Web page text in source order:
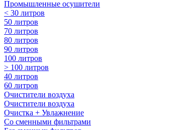
Промышленные осушители
< 30 литров
50 литров
70 литров
80 литров
90 литров
100 литров
> 100 литров
40 литров
60 литров
Очистители воздуха
Очистители воздуха
Очистка + Увлажнение
Cо сменными фильтрами